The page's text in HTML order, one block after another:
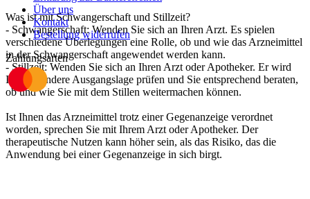
Was ist mit Schwangerschaft und Stillzeit?
- Schwangerschaft: Wenden Sie sich an Ihren Arzt. Es spielen
verschiedene Überlegungen eine Rolle, ob und wie das Arzneimittel
in der Schwangerschaft angewendet werden kann.
- Stillzeit: Wenden Sie sich an Ihren Arzt oder Apotheker. Er wird
Ihre besondere Ausgangslage prüfen und Sie entsprechend beraten,
ob und wie Sie mit dem Stillen weitermachen können.
Ist Ihnen das Arzneimittel trotz einer Gegenanzeige verordnet
worden, sprechen Sie mit Ihrem Arzt oder Apotheker. Der
therapeutische Nutzen kann höher sein, als das Risiko, das die
Anwendung bei einer Gegenanzeige in sich birgt.
Über uns
Kontakt
Bestellung widerrufen
Zahlungsarten